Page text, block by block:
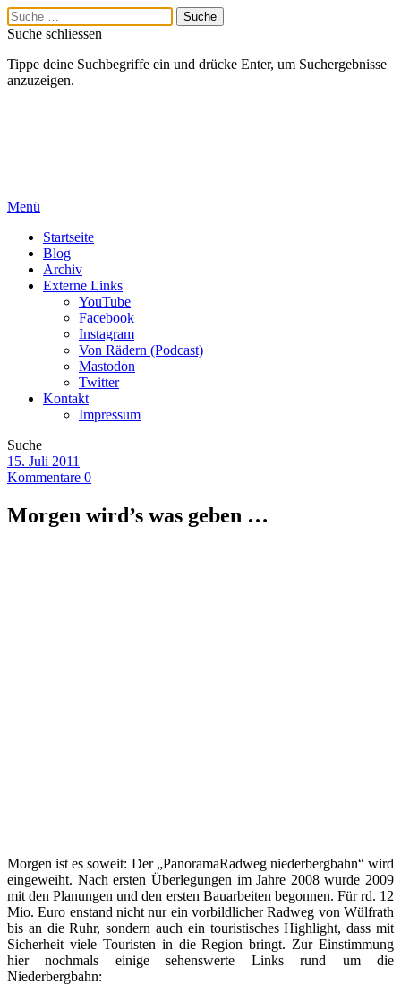
Suche schliessen
Tippe deine Suchbegriffe ein und drücke Enter, um Suchergebnisse
anzuzeigen.
Menü
Startseite
Blog
Archiv
Externe Links
YouTube
Facebook
Instagram
Von Rädern (Podcast)
Mastodon
Twitter
Kontakt
Impressum
Suche
15. Juli 2011
Kommentare 0
Morgen wird’s was geben …
Morgen ist es soweit: Der „PanoramaRadweg niederbergbahn“ wird
eingeweiht. Nach ersten Überlegungen im Jahre 2008 wurde 2009
mit den Planungen und den ersten Bauarbeiten begonnen. Für rd. 12
Mio. Euro enstand nicht nur ein vorbildlicher Radweg von Wülfrath
bis an die Ruhr, sondern auch ein touristisches Highlight, dass mit
Sicherheit viele Touristen in die Region bringt. Zur Einstimmung
hier nochmals einige sehenswerte Links rund um die
Niederbergbahn: